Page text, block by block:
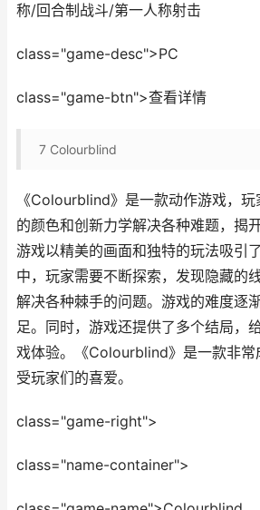
称/回合制战斗/第一人称射击
class="game-desc">PC
class="game-btn">查看详情
7 Colourblind
《Colourblind》是一款动作游戏，
的颜色和创新力学解决各种难题，揭
游戏以精美的画面和独特的玩法吸引
中，玩家需要不断探索，发现隐藏的
解决各种棘手的问题。游戏的难度逐
足。同时，游戏还提供了多个结局，
戏体验。《Colourblind》是一款非常
受玩家们的喜爱。
class="game-right">
class="name-container">